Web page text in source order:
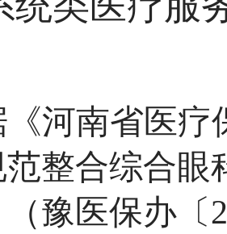
河南省医疗
范整合综合眼
豫医保办〔